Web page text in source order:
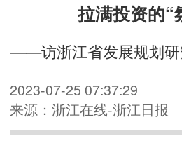
拉满投资的“
——访浙江省发展规划研
2023-07-25 07:37:29
来源：浙江在线-浙江日报